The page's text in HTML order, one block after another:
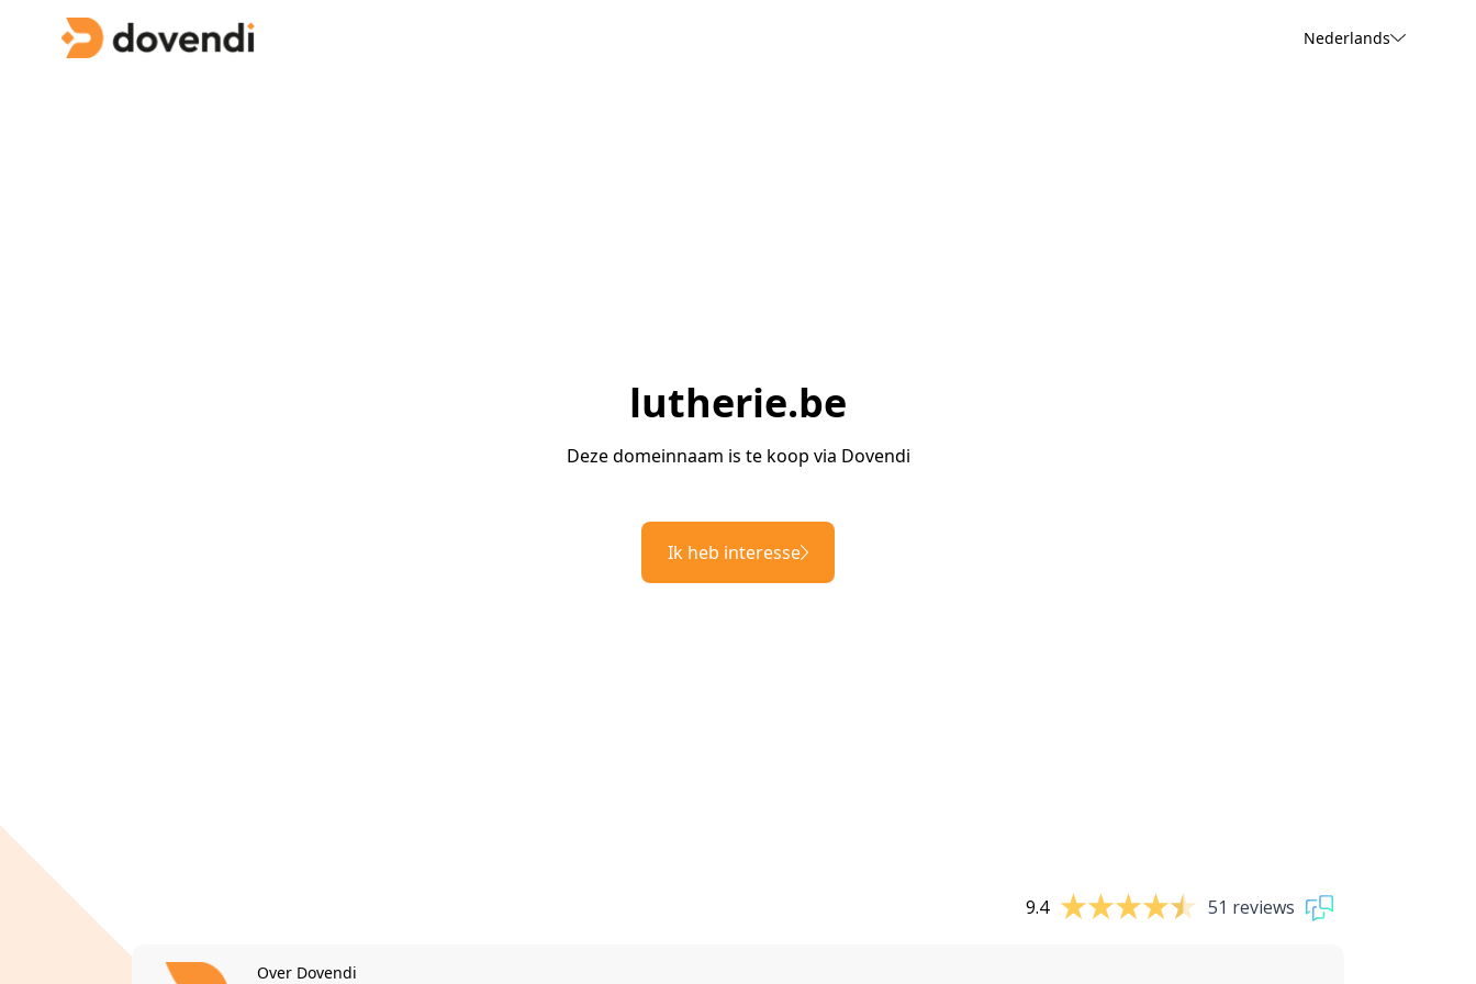
Nederlands
lutherie.be
Deze domeinnaam is te koop via Dovendi
Ik heb interesse
9.4 51 reviews
Over Dovendi